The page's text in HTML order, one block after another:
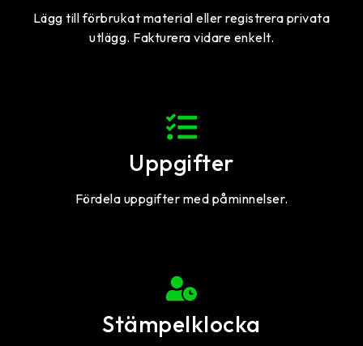
Lägg till förbrukat material eller registrera privata
utlägg. Fakturera vidare enkelt.
Uppgifter
Fördela uppgifter med påminnelser.
Stämpelklocka